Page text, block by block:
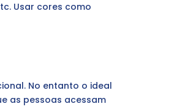
Usar cores como
No entanto o ideal
as pessoas acessam